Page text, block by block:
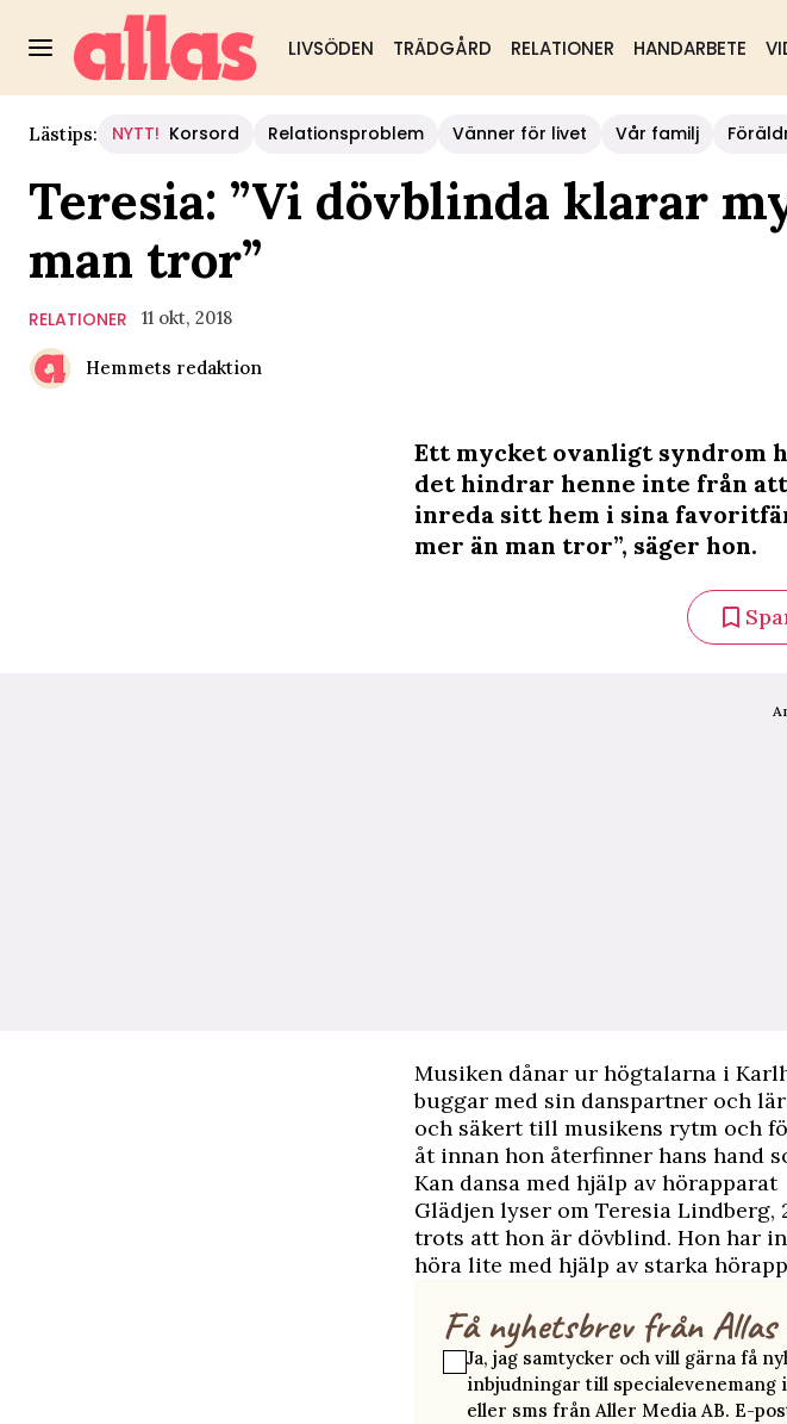
LIVSÖDEN TRÄDGÅRD RELATIONER HANDARBETE
Lästips: NYTT! Korsord Relationsproblem Vänner för livet Vår familj
Teresia: ”Vi dövblinda klarar
man tror”
RELATIONER 11 okt, 2018
Hemmets redaktion
Ett mycket ovanligt syndrom
det hindrar henne inte från
inreda sitt hem i sina
mer än man tror”, säger hon.
Musiken dånar ur högtalarna i
buggar med sin danspartner och
och säkert till musikens rytm och
åt innan hon återfinner hans hand
Kan dansa med hjälp av hörapparat
Glädjen lyser om Teresia Lindberg,
trots att hon är dövblind. Hon har
höra lite med hjälp av starka
Få nyhetsbrev från
Ja, jag samtycker och vill gärna få
inbjudningar till specialevenemang
eller sms från Aller Media AB. E-